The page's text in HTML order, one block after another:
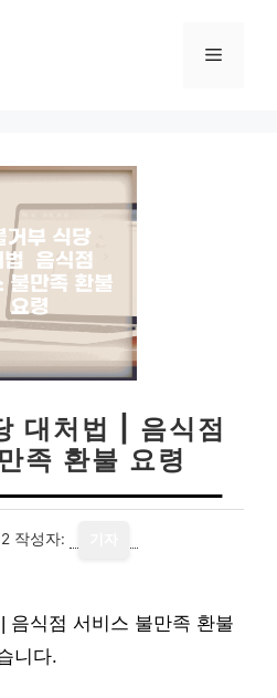
메
대처법 | 음식점
족 환불 요령
작성자:
음식점 서비스 불만족 환불
니다.